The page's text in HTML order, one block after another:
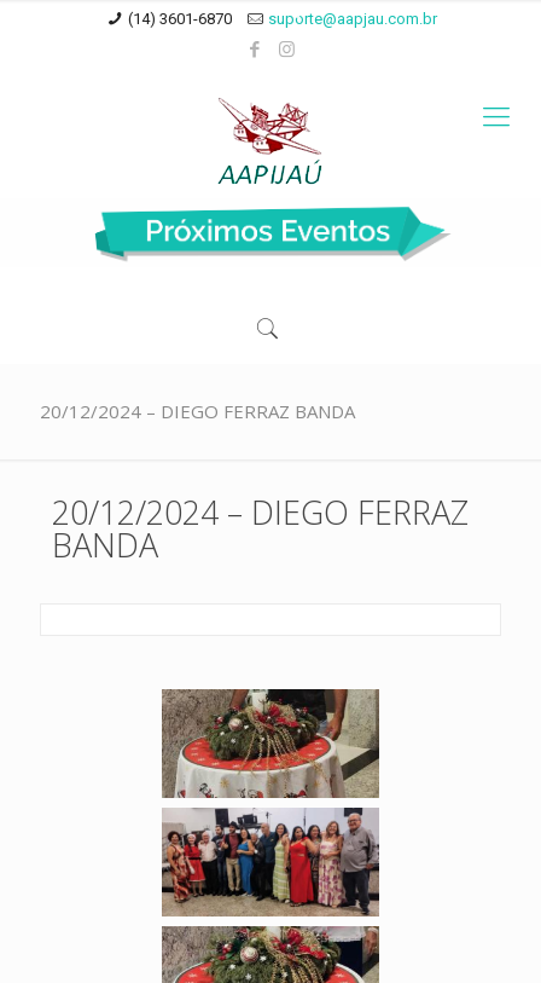
(14) 3601-6870 suporte@aapjau.com.br
20/12/2024 – DIEGO FERRAZ BANDA
20/12/2024 – DIEGO FERRAZ
BANDA